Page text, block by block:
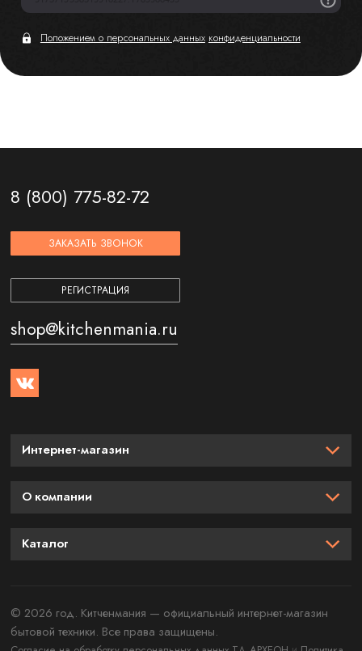
Положением о персональных данных конфиденциальности
8 (800) 775-82-72
ЗАКАЗАТЬ ЗВОНОК
РЕГИСТРАЦИЯ
shop@kitchenmania.ru
Интернет-магазин
О компании
Каталог
© 2026 год. Китченмания — официальный интернет-магазин
бытовой техники. Все права защищены.